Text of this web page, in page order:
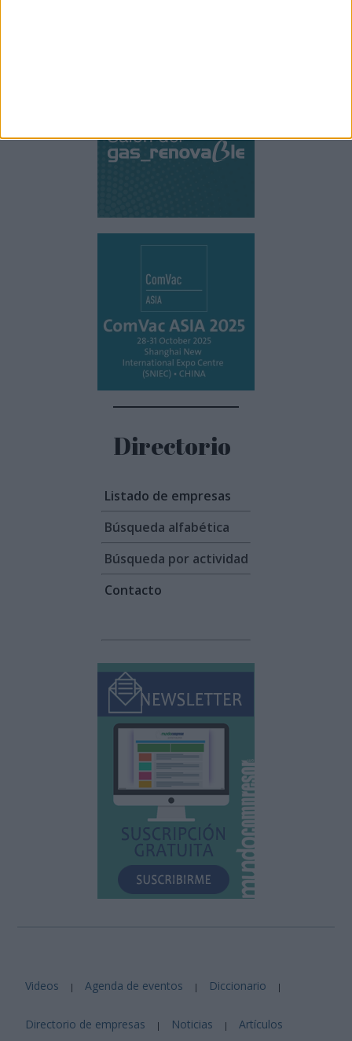
Directorio
Listado de empresas
Búsqueda alfabética
Búsqueda por actividad
Contacto
Videos | Agenda de eventos | Diccionario |
Directorio de empresas | Noticias | Artículos